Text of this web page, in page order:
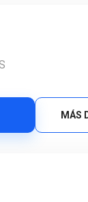
MÁS